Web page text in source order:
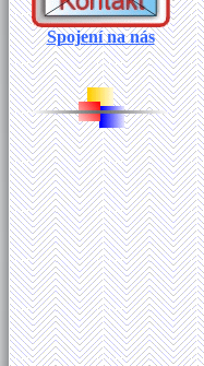
Spojení na nás